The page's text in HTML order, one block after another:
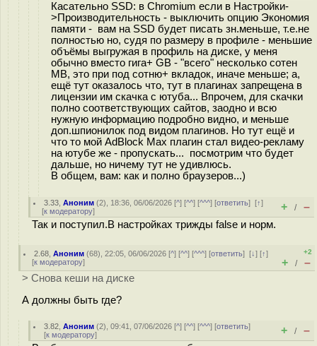
Касательно SSD: в Chromium если в Настройки-
>Производительность - выключить опцию Экономия
памяти - вам на SSD будет писать зн.меньше, т.е.не
полностью но, судя по размеру в профиле - меньшие
объёмы выгружая в профиль на диске, у меня
обычно вместо гига+ GB - "всего" несколько сотен
MB, это при под сотню+ вкладок, иначе меньше; а,
ещё тут оказалось что, тут в плагинах запрещена в
лицензии им скачка с ютуба... Впрочем, для скачки
полно соответствующих сайтов, заодно и всю
нужную информацию подробно видно, и меньше
доп.шпионилок под видом плагинов. Но тут ещё и
что то мой AdBlock Max плагин стал видео-рекламу
на ютубе же - пропускать... посмотрим что будет
дальше, но ничему тут не удивлюсь.
В общем, вам: как и полно браузеров...)
3.33 ,Аноним (2), 18:36, 06/06/2026 [^] [^^] [^^^] [ответить][↑]
[к модератору] + / –
Так и поступил.В настройках трижды false и норм.
2.68 ,Аноним (68), 22:05, 06/06/2026 [^] [^^] [^^^] [ответить][↓] [↑]
[к модератору]
+2
+ / –
> Снова кеши на диске
А должны быть где?
3.82 ,Аноним (2), 09:41, 07/06/2026 [^] [^^] [^^^] [ответить]
[к модератору] + / –